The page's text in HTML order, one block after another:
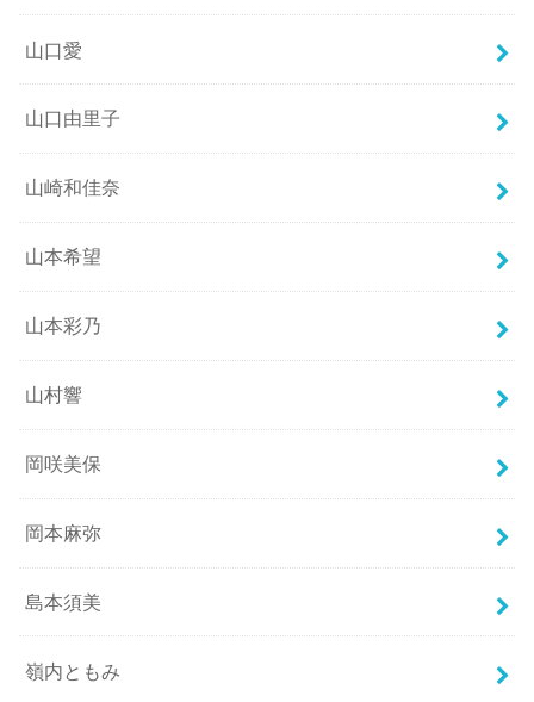
山口愛
山口由里子
山崎和佳奈
山本希望
山本彩乃
山村響
岡咲美保
岡本麻弥
島本須美
嶺内ともみ